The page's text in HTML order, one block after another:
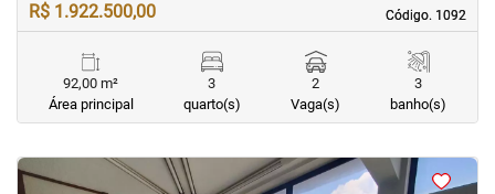
Código. 1092
Código. 1092
R$ 1.922.500,00
92,00 m²
Área principal
3
quarto(s)
2
Vaga(s)
3
banho(s)
<<<